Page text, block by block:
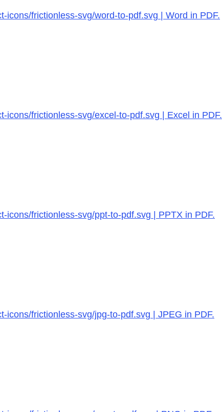
frictionless-svg/word-to-pdf.svg | Word in PDF.
frictionless-svg/excel-to-pdf.svg | Excel in PDF.
frictionless-svg/ppt-to-pdf.svg | PPTX in PDF.
icons/frictionless-svg/jpg-to-pdf.svg | JPEG in PDF.